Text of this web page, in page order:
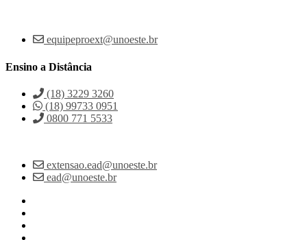
equipeproext@unoeste.br
Ensino a Distância
(18) 3229 3260
(18) 99733 0951
0800 771 5533
extensao.ead@unoeste.br
ead@unoeste.br